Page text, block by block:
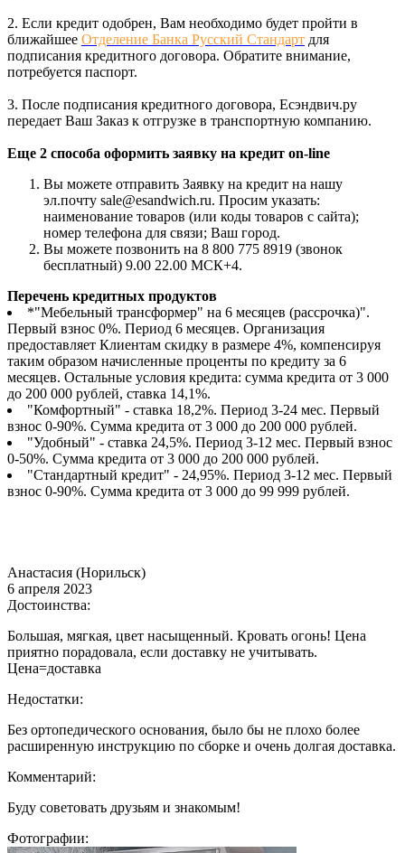
2. Если кредит одобрен, Вам необходимо будет пройти в
ближайшее Отделение Банка Русский Стандарт для
подписания кредитного договора. Обратите внимание,
потребуется паспорт.
3. После подписания кредитного договора, Есэндвич.ру
передает Ваш Заказ к отгрузке в транспортную компанию.
Еще 2 способа оформить заявку на кредит on-line
Вы можете отправить Заявку на кредит на нашу
эл.почту sale@esandwich.ru. Просим указать:
наименование товаров (или коды товаров с сайта);
номер телефона для связи; Ваш город.
Вы можете позвонить на 8 800 775 8919 (звонок
бесплатный) 9.00 22.00 МСК+4.
Перечень кредитных продуктов
*"Мебельный трансформер" на 6 месяцев (рассрочка)".
Первый взнос 0%. Период 6 месяцев. Организация
предоставляет Клиентам скидку в размере 4%, компенсируя
таким образом начисленные проценты по кредиту за 6
месяцев. Остальные условия кредита: сумма кредита от 3 000
до 200 000 рублей, ставка 14,1%.
"Комфортный" - ставка 18,2%. Период 3-24 мес. Первый
взнос 0-90%. Сумма кредита от 3 000 до 200 000 рублей.
"Удобный" - ставка 24,5%. Период 3-12 мес. Первый взнос
0-50%. Сумма кредита от 3 000 до 200 000 рублей.
"Стандартный кредит" - 24,95%. Период 3-12 мес. Первый
взнос 0-90%. Сумма кредита от 3 000 до 99 999 рублей.
Анастасия (Норильск)
6 апреля 2023
Достоинства:
Большая, мягкая, цвет насыщенный. Кровать огонь! Цена
приятно порадовала, если доставку не учитывать.
Цена=доставка
Недостатки:
Без ортопедического основания, было бы не плохо более
расширенную инструкцию по сборке и очень долгая доставка.
Комментарий:
Буду советовать друзьям и знакомым!
Фотографии: